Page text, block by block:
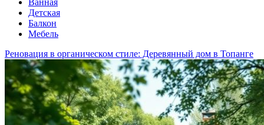
Ванная
Детская
Балкон
Мебель
Реновация в органическом стиле: Деревянный дом в Топанге